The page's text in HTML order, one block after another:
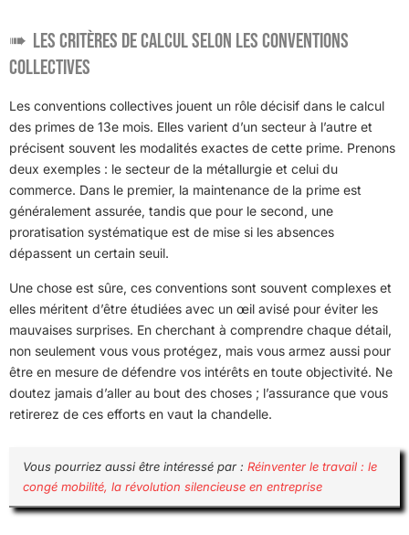
Les critères de calcul selon les conventions
collectives
Les conventions collectives jouent un rôle décisif dans le calcul
des primes de 13e mois. Elles varient d’un secteur à l’autre et
précisent souvent les modalités exactes de cette prime. Prenons
deux exemples : le secteur de la métallurgie et celui du
commerce. Dans le premier, la maintenance de la prime est
généralement assurée, tandis que pour le second, une
proratisation systématique est de mise si les absences
dépassent un certain seuil.
Une chose est sûre, ces conventions sont souvent complexes et
elles méritent d’être étudiées avec un œil avisé pour éviter les
mauvaises surprises. En cherchant à comprendre chaque détail,
non seulement vous vous protégez, mais vous armez aussi pour
être en mesure de défendre vos intérêts en toute objectivité. Ne
doutez jamais d’aller au bout des choses ; l’assurance que vous
retirerez de ces efforts en vaut la chandelle.
Vous pourriez aussi être intéressé par : Réinventer le travail : le
congé mobilité, la révolution silencieuse en entreprise